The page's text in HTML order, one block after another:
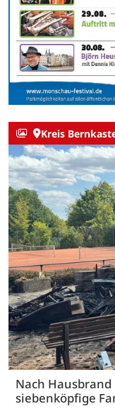
Kreis
Nach
siebenköpfige